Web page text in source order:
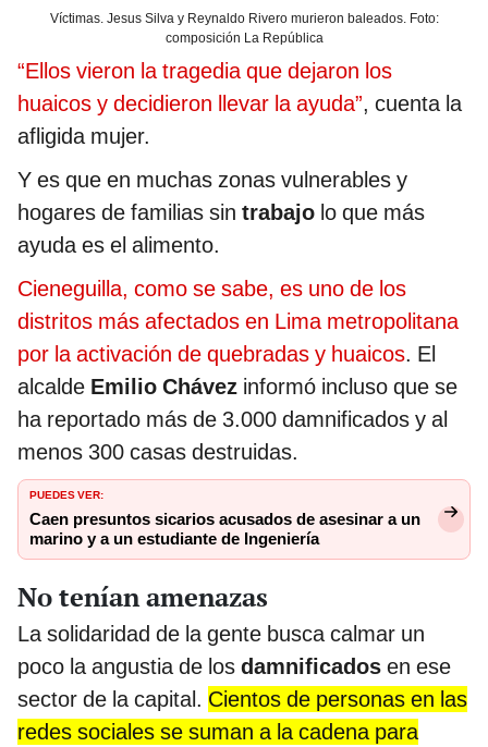
Víctimas. Jesus Silva y Reynaldo Rivero murieron baleados. Foto:
composición La República
“Ellos vieron la tragedia que dejaron los
huaicos y decidieron llevar la ayuda”, cuenta la
afligida mujer.
Y es que en muchas zonas vulnerables y
hogares de familias sin trabajo lo que más
ayuda es el alimento.
Cieneguilla, como se sabe, es uno de los
distritos más afectados en Lima metropolitana
por la activación de quebradas y huaicos. El
alcalde Emilio Chávez informó incluso que se
ha reportado más de 3.000 damnificados y al
menos 300 casas destruidas.
PUEDES VER:
Caen presuntos sicarios acusados de asesinar a un
marino y a un estudiante de Ingeniería
No tenían amenazas
La solidaridad de la gente busca calmar un
poco la angustia de los damnificados en ese
sector de la capital. Cientos de personas en las
redes sociales se suman a la cadena para